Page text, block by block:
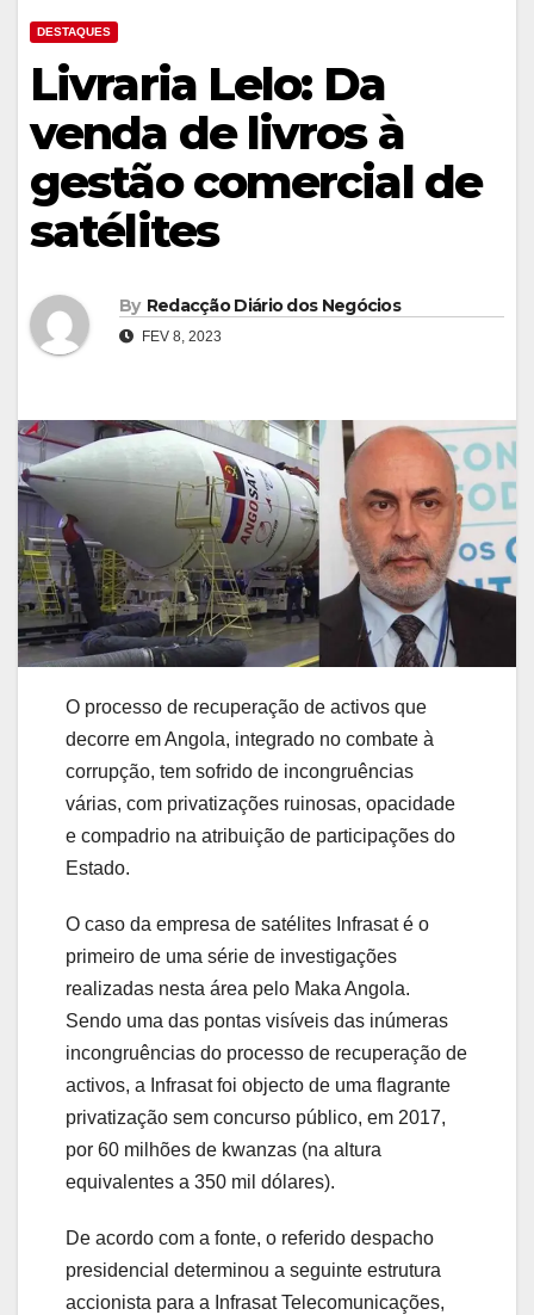
DESTAQUES
Livraria Lelo: Da
venda de livros à
gestão comercial de
satélites
By Redacção Diário dos Negócios
FEV 8, 2023
O processo de recuperação de activos que
decorre em Angola, integrado no combate à
corrupção, tem sofrido de incongruências
várias, com privatizações ruinosas, opacidade
e compadrio na atribuição de participações do
Estado.
O caso da empresa de satélites Infrasat é o
primeiro de uma série de investigações
realizadas nesta área pelo Maka Angola.
Sendo uma das pontas visíveis das inúmeras
incongruências do processo de recuperação de
activos, a Infrasat foi objecto de uma flagrante
privatização sem concurso público, em 2017,
por 60 milhões de kwanzas (na altura
equivalentes a 350 mil dólares).
De acordo com a fonte, o referido despacho
presidencial determinou a seguinte estrutura
accionista para a Infrasat Telecomunicações,